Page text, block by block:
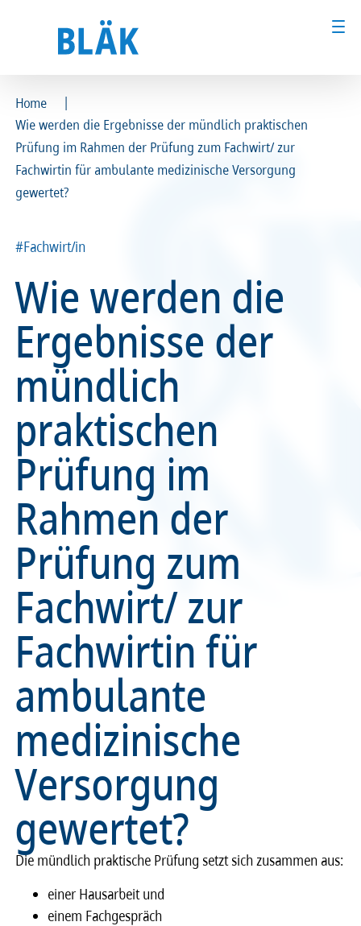
Ärztinnen und Ärzte
MFA & Fachpersonal
Kammer & Politik
Presse
Karriere
Recht
Service & Kontakt
meineBLÄK
Ärztinnen und Ärzte
MFA & Fachpersonal
Kammer & Politik
Presse
Karriere
Recht
Service & Kontakt
meineBLÄK
Home
|
Wie werden die Ergebnisse der mündlich praktischen
Prüfung im Rahmen der Prüfung zum Fachwirt/ zur
Fachwirtin für ambulante medizinische Versorgung
gewertet?
#Fachwirt/in
Wie werden die
Ergebnisse der
mündlich
praktischen
Prüfung im
Rahmen der
Prüfung zum
Fachwirt/ zur
Fachwirtin für
ambulante
medizinische
Versorgung
gewertet?
Die münd­lich prak­ti­sche Prüfung setzt sich zusam­men aus:
einer Haus­a­r­beit und
einem Fach­ge­spräch